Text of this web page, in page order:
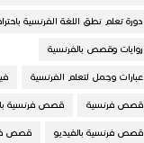
دورة تعلم نطق اللغة الفرنسية
روايات وقصص بالفرنسية
عبارات وجمل لتعلم الفرنسية
قصص فرنسية قصص فرنسية
قصص فرنسية بالفيديو قصص